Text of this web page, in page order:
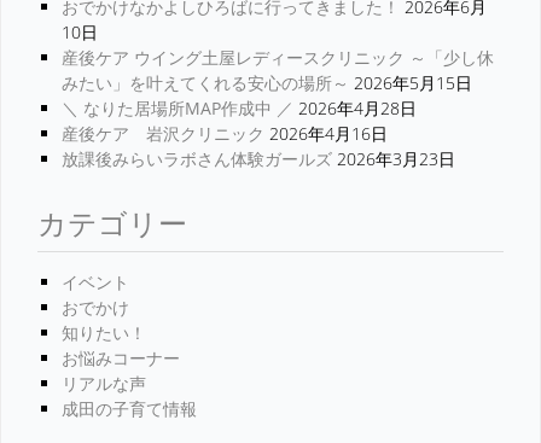
おでかけなかよしひろばに行ってきました！ 2026年6月
10日
産後ケア ウイング土屋レディースクリニック ～「少し休
みたい」を叶えてくれる安心の場所～ 2026年5月15日
＼ なりた居場所MAP作成中 ／ 2026年4月28日
産後ケア 岩沢クリニック 2026年4月16日
放課後みらいラボさん体験ガールズ 2026年3月23日
カテゴリー
イベント
おでかけ
知りたい！
お悩みコーナー
リアルな声
成田の子育て情報